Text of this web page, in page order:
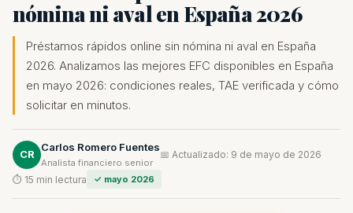
nómina ni aval en España 2026
Préstamos rápidos online sin nómina ni aval en España
2026. Analizamos las mejores EFC disponibles en España
en mayo 2026: condiciones reales, TAE verificada y cómo
solicitar en minutos.
CR
Carlos Romero Fuentes
Analista financiero senior
📅 Actualizado: 9 de mayo de 2026
⏱ 15 min lectura ✓ mayo 2026